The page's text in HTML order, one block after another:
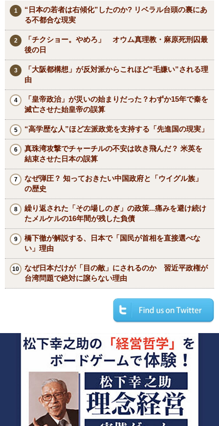
“日本の若者は右傾化”したのか? リベラル台頭の裏にあ
る不都合な現実
「チクショー。やめろ」 オウム真理教・麻原死刑囚最
後の日
「大阪都構想」が反対派からこれほど“毛嫌い”される理
由
「皇帝政治」が災いの始まりだった？わずか15年で秦を
滅亡させた始皇帝の誤算
“高学歴な人”ほど左派政党を支持する「先進国の現実」
真珠湾攻撃でチャーチルの不安は吹き飛んだ？ 米英を
結束させた日本の誤算
なぜ弾圧？ 知っておきたい中国政府と「ウイグル族」
の歴史
繰り返された「その場しのぎ」の政策...痛みを避け続け
たメルケルの16年間が残した負債
橋下徹が解説する、日本で「国民が首相を直接選べな
い」理由
なぜ日本だけが「目の敵」にされるのか 習近平政権が
台湾問題で絶対に譲らない理由